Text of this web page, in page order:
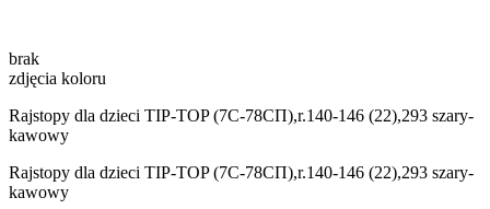
brak
zdjęcia koloru
Rajstopy dla dzieci TIP-TOP (7С-78СП),r.140-146 (22),293 szary-
kawowy
Rajstopy dla dzieci TIP-TOP (7С-78СП),r.140-146 (22),293 szary-
kawowy